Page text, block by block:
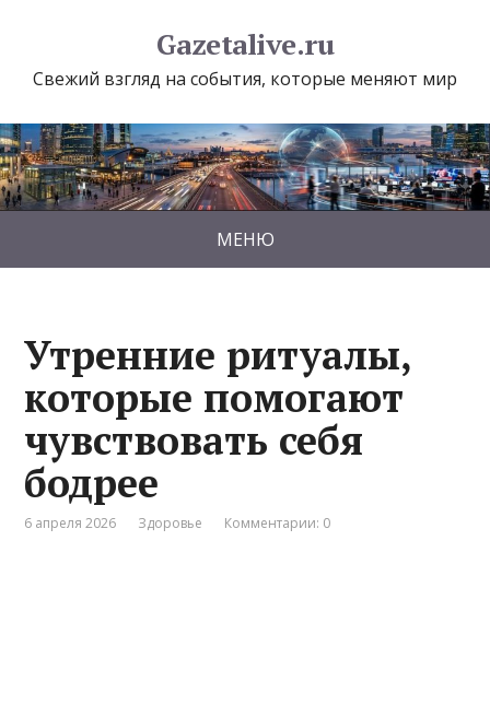
Gazetalive.ru
Свежий взгляд на события, которые меняют мир
МЕНЮ
Утренние ритуалы,
которые помогают
чувствовать себя
бодрее
6 апреля 2026 Здоровье Комментарии: 0